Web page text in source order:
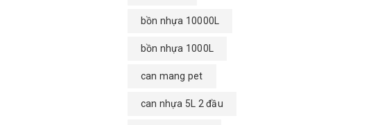
bồn nhựa 10000L
bồn nhựa 1000L
can mang pet
can nhựa 5L 2 đầu